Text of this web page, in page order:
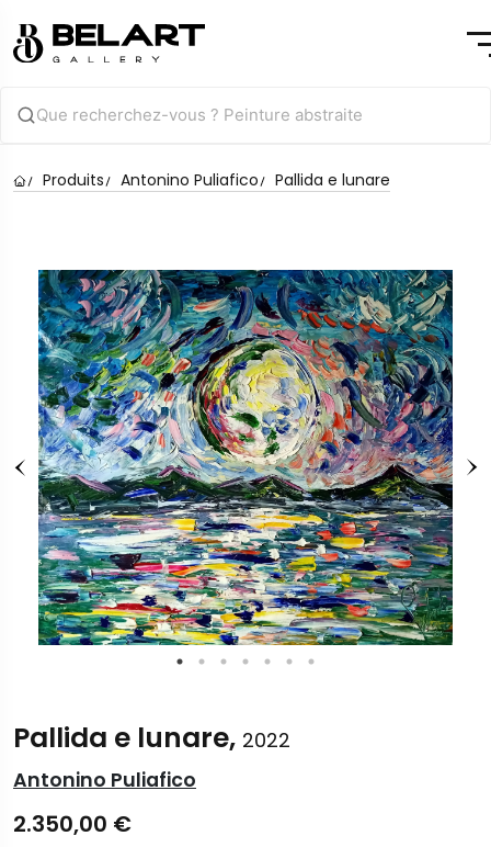
Produits Antonino Puliafico Pallida e lunare
Pallida e lunare, 2022
Antonino Puliafico
2.350,00 €